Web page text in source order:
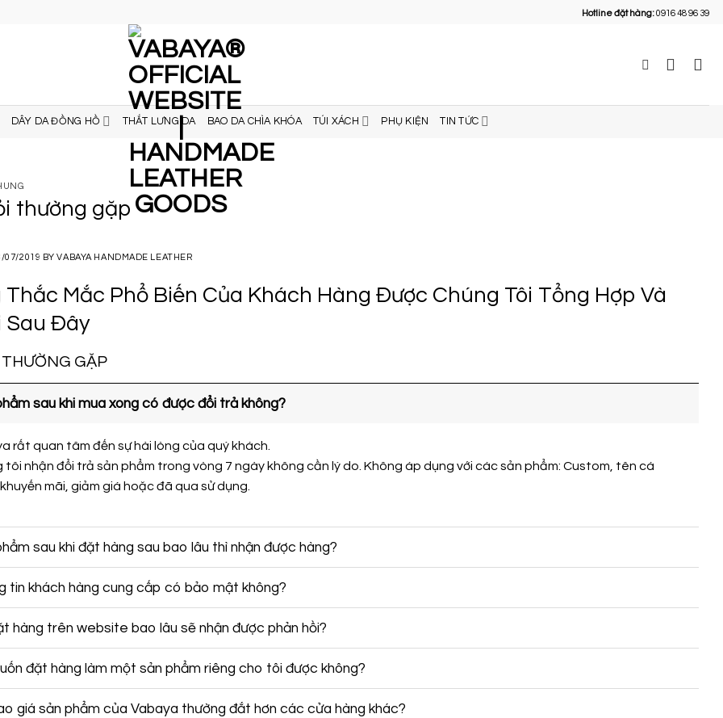
Hotline đặt hàng:0916 48 96 39
DÂY DA ĐỒNG HỒ THẮT LƯNG DA BAO DA CHÌA KHÓA TÚI XÁCH PHỤ KIỆN TIN TỨC
thường gặp
07/2019 BYVABAYA HANDMADE LEATHER
Thắc Mắc Phổ Biến Của Khách Hàng Được Chúng Tôi Tổng Hợp Và
Sau Đây
GẶP
sau khi mua xong có được đổi trả không?
rất quan tâm đến sự hài lòng của quý khách.
tôi nhận đổi trả sản phẩm trong vòng 7 ngày không cần lý do. Không áp dụng với các sản phẩm: Custom, tên cá
mãi, giảm giá hoặc đã qua sử dụng.
sau khi đặt hàng sau bao lâu thì nhận được hàng?
tin khách hàng cung cấp có bảo mật không?
hàng trên website bao lâu sẽ nhận được phản hồi?
đặt hàng làm một sản phẩm riêng cho tôi được không?
giá sản phẩm của Vabaya thường đắt hơn các cửa hàng khác?